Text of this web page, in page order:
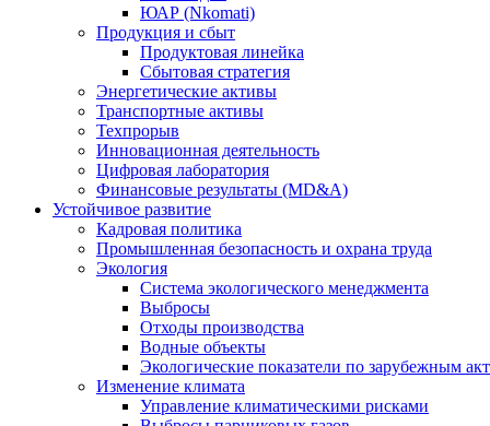
ЮАР (Nkomati)
Продукция и сбыт
Продуктовая линейка
Сбытовая стратегия
Энергетические активы
Транспортные активы
Техпрорыв
Инновационная деятельность
Цифровая лаборатория
Финансовые результаты (MD&A)
Устойчивое развитие
Кадровая политика
Промышленная безопасность и охрана труда
Экология
Система экологического менеджмента
Выбросы
Отходы производства
Водные объекты
Экологические показатели по зарубежным
Изменение климата
Управление климатическими рисками